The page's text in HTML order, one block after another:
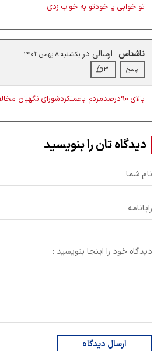
ناشناس ارسالی در یکشنبه ۸ بهمن ۱۴۰۲
پاسخ 3
بالای 90درصدمردم باعملکردشورای نگهبان مخالف هستند
تو خوابی یا خودتو به خواب زدی
دیدگاه تان را بنویسید
نام شما
رایانامه
دیدگاه خود را اینجا بنویسید :
ارسال دیدگاه